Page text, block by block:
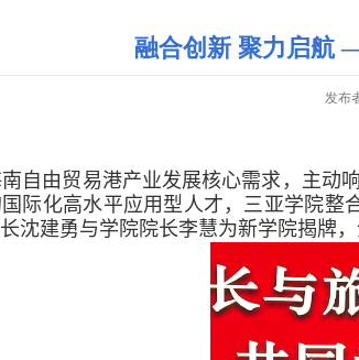
融合创新 聚力启航
发布
自由贸易港产业发展核心需求，主动
际化高水平应用型人才， 三亚学院整
沈建勇与学院院长李慧为新学院揭牌，